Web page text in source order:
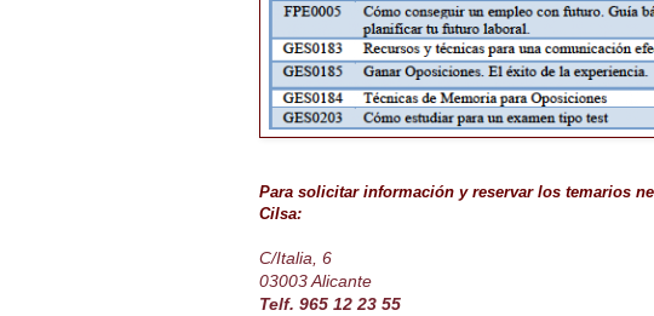
Para solicitar información y reservar los temarios
Cilsa:
C/Italia, 6
03003 Alicante
Telf. 965 12 23 55